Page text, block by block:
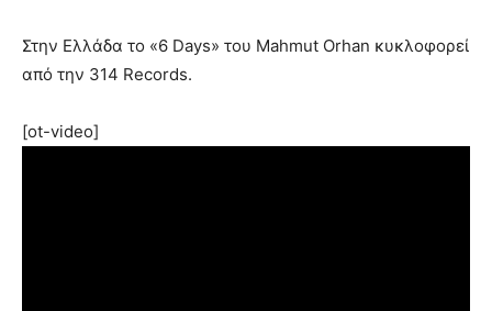
Στην Ελλάδα το «6 Days» του Mahmut Orhan κυκλοφορεί
από την 314 Records.
[ot-video]